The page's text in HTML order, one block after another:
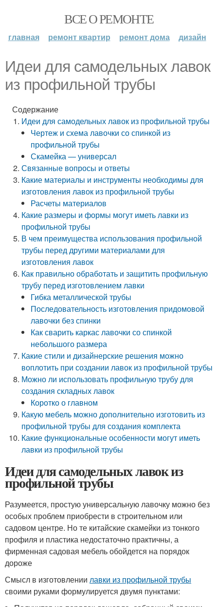
ВСЕ О РЕМОНТЕ
главная ремонт квартир ремонт дома дизайн
Идеи для самодельных лавок
из профильной трубы
Содержание
Идеи для самодельных лавок из профильной трубы
Чертеж и схема лавочки со спинкой из
профильной трубы
Скамейка — универсал
Связанные вопросы и ответы
Какие материалы и инструменты необходимы для
изготовления лавок из профильной трубы
Расчеты материалов
Какие размеры и формы могут иметь лавки из
профильной трубы
В чем преимущества использования профильной
трубы перед другими материалами для
изготовления лавок
Как правильно обработать и защитить профильную
трубу перед изготовлением лавки
Гибка металлической трубы
Последовательность изготовления придомовой
лавочки без спинки
Как сварить каркас лавочки со спинкой
небольшого размера
Какие стили и дизайнерские решения можно
воплотить при создании лавок из профильной трубы
Можно ли использовать профильную трубу для
создания складных лавок
Коротко о главном
Какую мебель можно дополнительно изготовить из
профильной трубы для создания комплекта
Какие функциональные особенности могут иметь
лавки из профильной трубы
Идеи для самодельных лавок из
профильной трубы
Разумеется, простую универсальную лавочку можно без
особых проблем приобрести в строительном или
садовом центре. Но те китайские скамейки из тонкого
профиля и пластика недостаточно практичны, а
фирменная садовая мебель обойдется на порядок
дороже
Смысл в изготовлении лавки из профильной трубы
своими руками формулируется двумя пунктами: